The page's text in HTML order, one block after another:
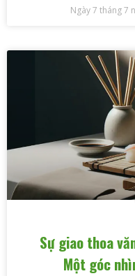
Ngày 7 tháng 7
Sự giao thoa
Một góc